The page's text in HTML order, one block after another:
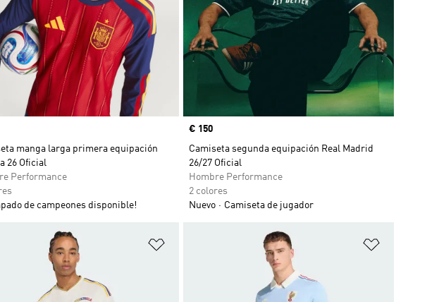
manga larga primera equipación
26 Oficial
Performance
de campeones disponible!
Precio
€ 150
Camiseta segunda equipación Real Madrid
26/27 Oficial
Hombre Performance
2 colores
Nuevo
Camiseta de jugador
lista de deseos Añadir a la lista de deseos